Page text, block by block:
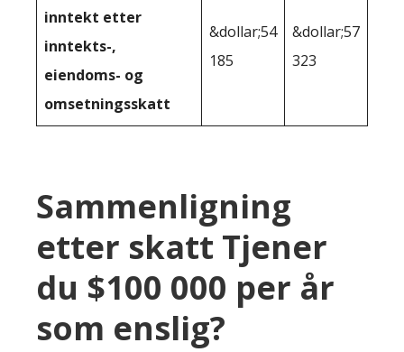
inntekt etter
inntekts-,
eiendoms- og
omsetningsskatt
&dollar;54
185
&dollar;57
323
Sammenligning
etter skatt Tjener
du $100 000 per år
som enslig?